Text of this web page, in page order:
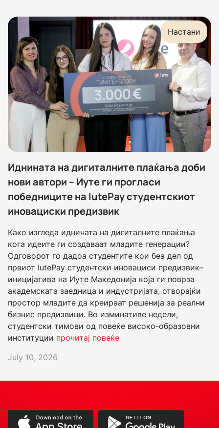
Иднината на дигиталните плаќања доби
нови автори – Иуте ги прогласи
победниците на IutePay студентскиот
иновациски предизвик
Како изгледа иднината на дигиталните плаќања
кога идеите ги создаваат младите генерации?
Одговорот го дадоа студентите кои беа дел од
првиот IutePay студентски иновациси предизвик–
иницијатива на Иуте Македонија која ги поврза
академската заедница и индустријата, отворајќи
простор младите да креираат решенија за реални
бизнис предизвици. Во изминативе недели,
студентски тимови од повеќе високо-образовни
институции прочитај повеќе
July 10, 2026
Настани